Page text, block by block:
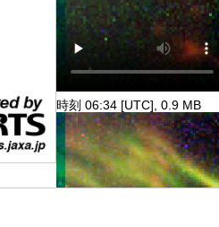
時刻 06:34 [UTC], 0.9 MB